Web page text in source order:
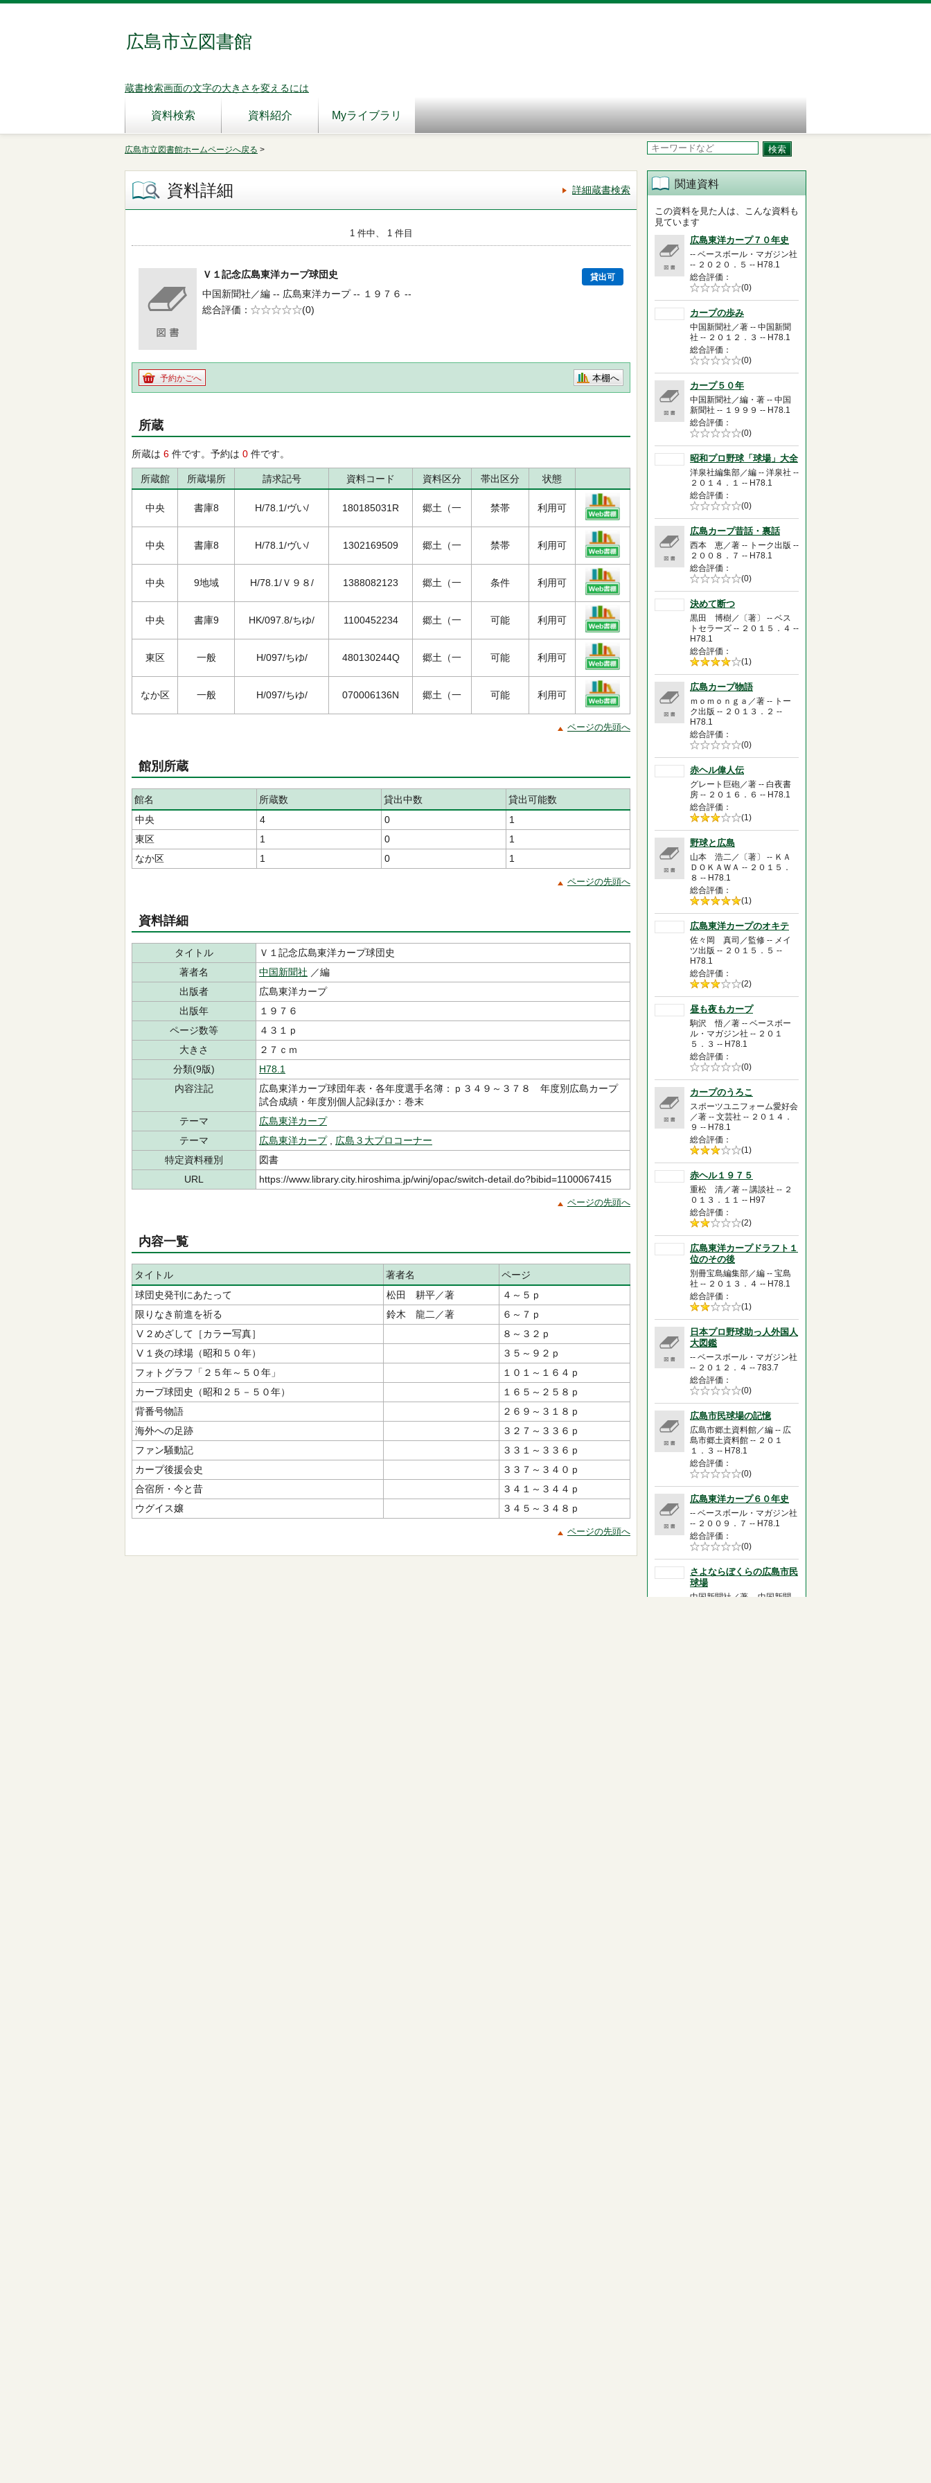
広島市立図書館
蔵書検索画面の文字の大きさを変えるには
資料検索 資料紹介 Myライブラリ
広島市立図書館ホームページへ戻る >
資料詳細 詳細蔵書検索
1 件中、 1 件目
Ｖ１記念広島東洋カープ球団史 貸出可
中国新聞社／編 -- 広島東洋カープ -- １９７６ --
総合評価
5段階評価
(0)
予約かごへ 本棚へ
所蔵
所蔵は 6 件です。予約は 0 件です。
所蔵館 所蔵場所 請求記号 資料コード 資料区分 帯出区分 状態
中央 書庫8 H/78.1/ヴい/ 180185031R 郷土（一 禁帯 利用可
中央 書庫8 H/78.1/ヴい/ 1302169509 郷土（一 禁帯 利用可
中央 9地域 H/78.1/Ｖ９８/ 1388082123 郷土（一 条件 利用可
中央 書庫9 HK/097.8/ちゆ/ 1100452234 郷土（一 可能 利用可
東区 一般 H/097/ちゆ/ 480130244Q 郷土（一 可能 利用可
なか区 一般 H/097/ちゆ/ 070006136N 郷土（一 可能 利用可
ページの先頭へ
館別所蔵
館名 所蔵数 貸出中数
貸出可能数
中央
4 0
1
東区
1 0
1
なか区
1 0 1
ページの先頭へ
資料詳細
タイトル
Ｖ１記念広島東洋カープ球団史
著者名
中国新聞社 ／編
出版者
広島東洋カープ
出版年
１９７６
ページ数等
４３１ｐ
大きさ
２７ｃｍ
分類(9版)
H78.1
内容注記
広島東洋カープ球団年表・各年度選手名簿：ｐ３４９～３７８ 年度別広島カープ
試合成績・年度別個人記録ほか：巻末
テーマ
広島東洋カープ
テーマ
広島東洋カープ, 広島３大プロコーナー
特定資料種別
図書
URL
https://www.library.city.hiroshima.jp/winj/opac/switch-detail.do?bibid=1100067415
ページの先頭へ
内容一覧
タイトル 著者名
ページ
球団史発刊にあたって
松田 耕平／著
４～５ｐ
限りなき前進を祈る
鈴木 龍二／著
６～７ｐ
Ⅴ２めざして［カラー写真］
８～３２ｐ
Ⅴ１炎の球場（昭和５０年）
３５～９２ｐ
フォトグラフ「２５年～５０年」
１０１～１６４ｐ
カープ球団史（昭和２５－５０年）
１６５～２５８ｐ
背番号物語
２６９～３１８ｐ
海外への足跡
３２７～３３６ｐ
ファン騒動記
３３１～３３６ｐ
カープ後援会史
３３７～３４０ｐ
合宿所・今と昔
３４１～３４４ｐ
ウグイス嬢
３４５～３４８ｐ
ページの先頭へ
関連資料
この資料を見た人は、こんな資料も
見ています
広島東洋カープ７０年史
-- ベースボール・マガジン社
-- ２０２０．５ -- H78.1
総合評価
5段階評価の
0.0
(0)
カープの歩み
中国新聞社／著 -- 中国新聞
社 -- ２０１２．３ -- H78.1
総合評価
5段階評価の
0.0
(0)
カープ５０年
中国新聞社／編・著 -- 中国
新聞社 -- １９９９ -- H78.1
総合評価
5段階評価の
0.0
(0)
昭和プロ野球「球場」大全
洋泉社編集部／編 -- 洋泉社 --
２０１４．１ -- H78.1
総合評価
5段階評価の
0.0
(0)
広島カープ昔話・裏話
西本 恵／著 -- トーク出版 --
２００８．７ -- H78.1
総合評価
5段階評価の
0.0
(0)
決めて断つ
黒田 博樹／〔著〕 -- ベス
トセラーズ -- ２０１５．４ --
H78.1
総合評価
5段階評価の
4.0
(1)
広島カープ物語
ｍｏｍｏｎｇａ／著 -- トー
ク出版 -- ２０１３．２ --
H78.1
総合評価
5段階評価の
0.0
(0)
赤ヘル偉人伝
グレート巨砲／著 -- 白夜書
房 -- ２０１６．６ -- H78.1
総合評価
5段階評価の
3.0
(1)
野球と広島
山本 浩二／〔著〕 -- ＫＡ
ＤＯＫＡＷＡ -- ２０１５．
８ -- H78.1
総合評価
5段階評価の
5.0
(1)
広島東洋カープのオキテ
佐々岡 真司／監修 -- メイ
ツ出版 -- ２０１５．５ --
H78.1
総合評価
5段階評価の
3.0
(2)
昼も夜もカープ
駒沢 悟／著 -- ベースボー
ル・マガジン社 -- ２０１
５．３ -- H78.1
総合評価
5段階評価の
0.0
(0)
カープのうろこ
スポーツユニフォーム愛好会
／著 -- 文芸社 -- ２０１４．
９ -- H78.1
総合評価
5段階評価の
3.0
(1)
赤ヘル１９７５
重松 清／著 -- 講談社 -- ２
０１３．１１ -- H97
総合評価
5段階評価の
2.0
(2)
広島東洋カープドラフト１
位のその後
別冊宝島編集部／編 -- 宝島
社 -- ２０１３．４ -- H78.1
総合評価
5段階評価の
2.0
(1)
日本プロ野球助っ人外国人
大図鑑
-- ベースボール・マガジン社
-- ２０１２．４ -- 783.7
総合評価
5段階評価の
0.0
(0)
広島市民球場の記憶
広島市郷土資料館／編 -- 広
島市郷土資料館 -- ２０１
１．３ -- H78.1
総合評価
5段階評価の
0.0
(0)
広島東洋カープ６０年史
-- ベースボール・マガジン社
-- ２００９．７ -- H78.1
総合評価
5段階評価の
0.0
(0)
さよならぼくらの広島市民
球場
中国新聞社／著 -- 中国新聞